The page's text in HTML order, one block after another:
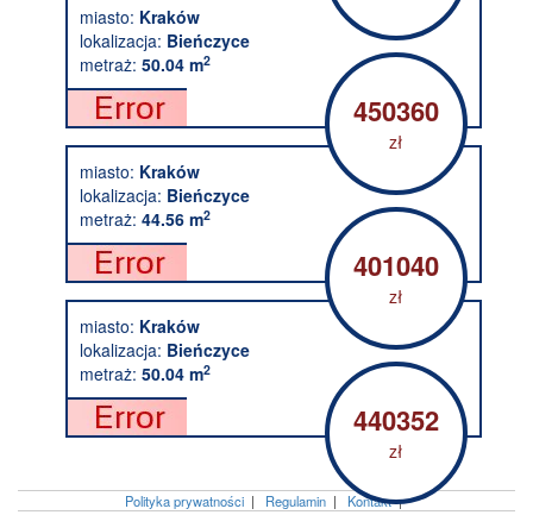
miasto: Kraków
lokalizacja: Bieńczyce
metraż: 50.04 m2
450360
zł
miasto: Kraków
lokalizacja: Bieńczyce
metraż: 44.56 m2
401040
zł
miasto: Kraków
lokalizacja: Bieńczyce
metraż: 50.04 m2
440352
zł
Polityka prywatności| Regulamin| Kontakt|